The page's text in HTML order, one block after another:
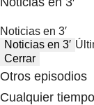
Noticias en 3′
Noticias en 3′
Cerrar
Otros episodios
Cualquier